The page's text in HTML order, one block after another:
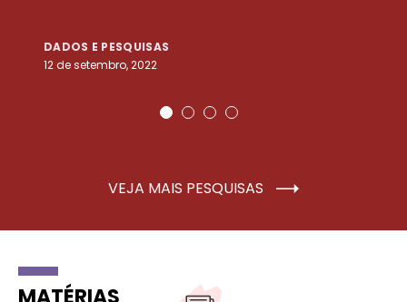
DADOS E PESQUISAS
12 de setembro, 2022
VEJA MAIS PESQUISAS